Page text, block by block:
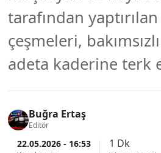
tarafından
çeşmeleri,
adeta kaderine terk
Buğra Ertaş
Editör
22.05.2026 - 16:53 1 Dk